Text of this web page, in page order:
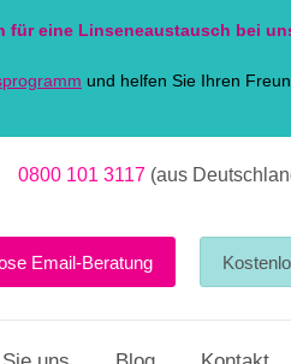
für eine Linseneaustausch bei
und helfen Sie Ihren
0800 101 3117 (aus
Email-Beratung